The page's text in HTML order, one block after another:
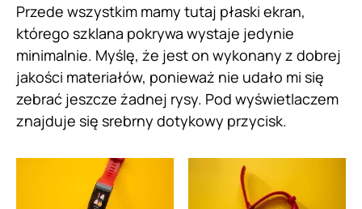
Przede wszystkim mamy tutaj płaski ekran,
którego szklana pokrywa wystaje jedynie
minimalnie. Myślę, że jest on wykonany z dobrej
jakości materiałów, ponieważ nie udało mi się
zebrać jeszcze żadnej rysy. Pod wyświetlaczem
znajduje się srebrny dotykowy przycisk.